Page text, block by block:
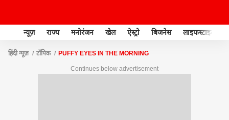
न्यूज़ राज्य मनोरंजन खेल ऐस्ट्रो बिजनेस लाइफस्टाइल
हिंदी न्यूज़ टॉपिक PUFFY EYES IN THE MORNING
Continues below advertisement